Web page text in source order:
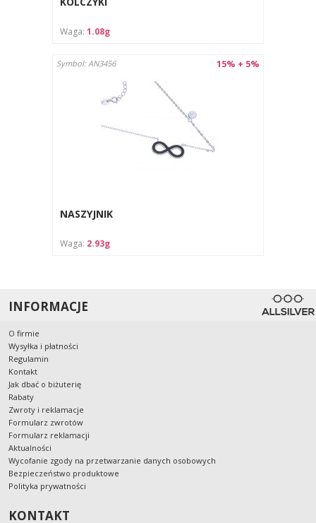
Waga: 1.08g
15% + 5%
Symbol: AN3456
NASZYJNIK
Waga: 2.93g
INFORMACJE
O firmie
Wysyłka i płatności
Regulamin
Kontakt
Jak dbać o biżuterię
Rabaty
Zwroty i reklamacje
Formularz zwrotów
Formularz reklamacji
Aktualności
Wycofanie zgody na przetwarzanie danych osobowych
Bezpieczeństwo produktowe
Polityka prywatności
KONTAKT